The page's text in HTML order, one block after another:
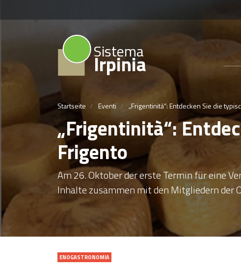
Sistema
Irpinia
Startseite Eventi „Frigentinità“: Entdecken Sie die
„Frigentinità“:
Frigento
Am 26. Oktober der erste Termin für eine
Inhalte zusammen mit den Mitgliedern der
ENOGASTRONOMIA